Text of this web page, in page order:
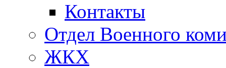
Контакты
Отдел Военного
ЖКХ